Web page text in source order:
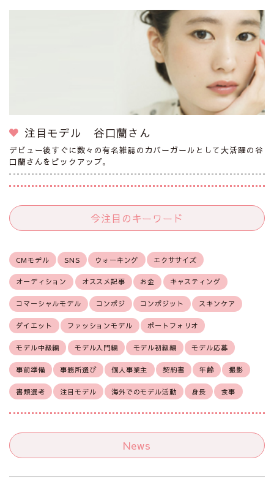
注目モデル 谷口蘭さん
デビュー後すぐに数々の有名雑誌のカバーガールとして大活躍の谷
口蘭さんをピックアップ。
今注目のキーワード
CMモデル SNS ウォーキング エクササイズ
オーディション オススメ記事 お金 キャスティング
コマーシャルモデル コンポジ コンポジット スキンケア
ダイエット ファッションモデル ポートフォリオ
モデル中級編 モデル入門編 モデル初級編 モデル応募
事前準備 事務所選び 個人事業主 契約書 年齢 撮影
書類選考 注目モデル 海外でのモデル活動 身長 食事
News